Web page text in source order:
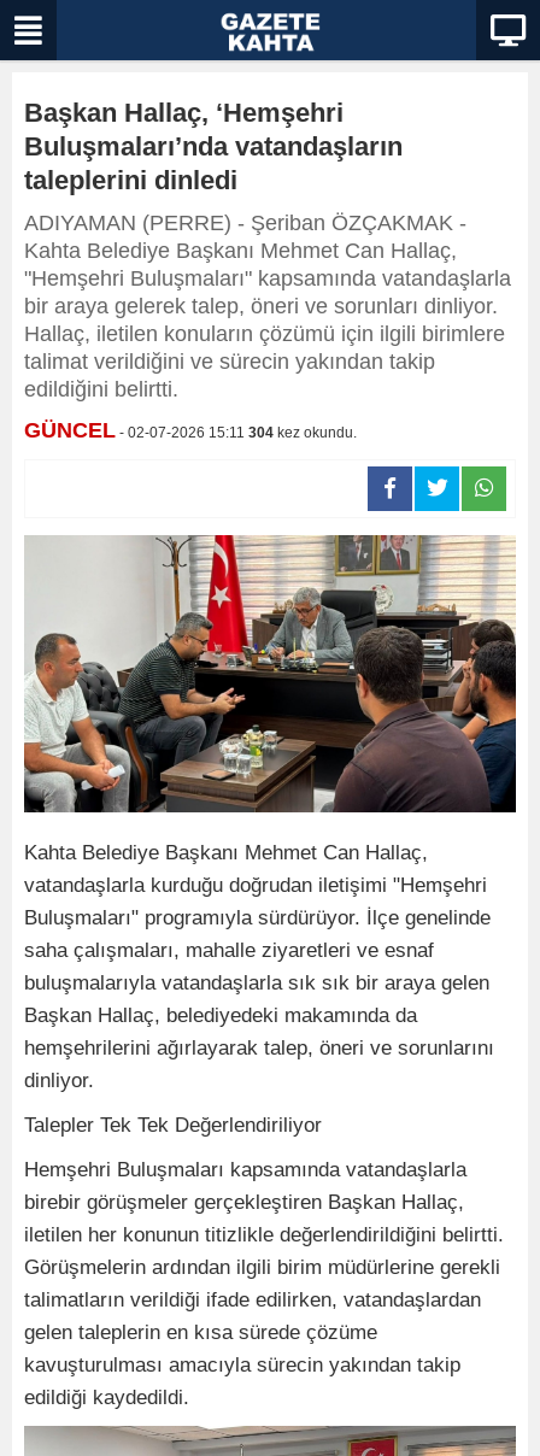
Başkan Hallaç, ‘Hemşehri
Buluşmaları’nda vatandaşların
taleplerini dinledi
ADIYAMAN (PERRE) - Şeriban ÖZÇAKMAK -
Kahta Belediye Başkanı Mehmet Can Hallaç,
"Hemşehri Buluşmaları" kapsamında vatandaşlarla
bir araya gelerek talep, öneri ve sorunları dinliyor.
Hallaç, iletilen konuların çözümü için ilgili birimlere
talimat verildiğini ve sürecin yakından takip
edildiğini belirtti.
GÜNCEL - 02-07-2026 15:11 304 kez okundu.
Kahta Belediye Başkanı Mehmet Can Hallaç,
vatandaşlarla kurduğu doğrudan iletişimi "Hemşehri
Buluşmaları" programıyla sürdürüyor. İlçe genelinde
saha çalışmaları, mahalle ziyaretleri ve esnaf
buluşmalarıyla vatandaşlarla sık sık bir araya gelen
Başkan Hallaç, belediyedeki makamında da
hemşehrilerini ağırlayarak talep, öneri ve sorunlarını
dinliyor.
Talepler Tek Tek Değerlendiriliyor
Hemşehri Buluşmaları kapsamında vatandaşlarla
birebir görüşmeler gerçekleştiren Başkan Hallaç,
iletilen her konunun titizlikle değerlendirildiğini belirtti.
Görüşmelerin ardından ilgili birim müdürlerine gerekli
talimatların verildiği ifade edilirken, vatandaşlardan
gelen taleplerin en kısa sürede çözüme
kavuşturulması amacıyla sürecin yakından takip
edildiği kaydedildi.